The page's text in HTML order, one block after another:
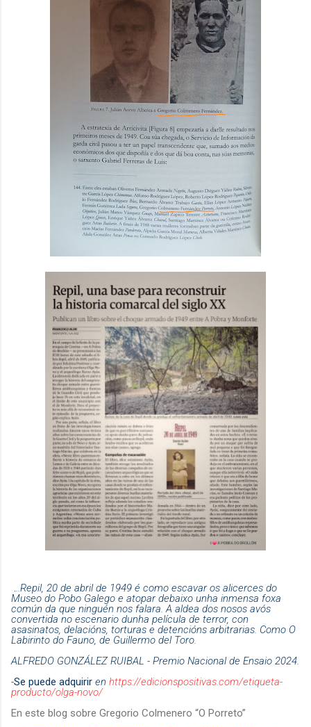
...Repil, 20 de abril de 1949 é como escavar os alicerces do
Museo do Pobo Galego e atopar debaixo unha inmensa foxa
común da que ninguén nos falara. A aldea dos nosos avós
convertida no escenario dunha película de terror, con
asasinatos, delacións, torturas e detencións arbitrarias. Como O
Labirinto do Fauno, de Guillermo del Toro.
ALFREDO GONZÁLEZ RUIBAL - Premio Nacional de Ensaio 2024.
-Se puede adquirir en https://edicionspositivas.com/etiqueta-
producto/olga-novo/
En este blog sobre Gregorio Colmenero “O Porreto”